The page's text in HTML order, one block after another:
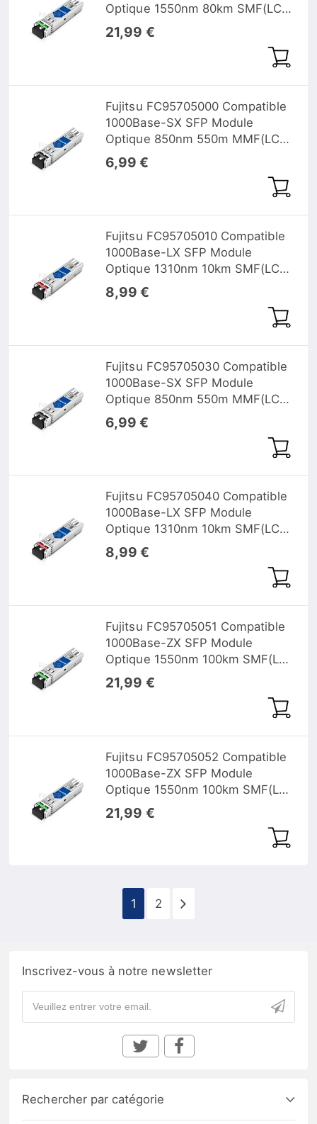
Optique 1550nm 80km SMF(LC
Duplex) DOM
21,99 €
Fujitsu FC95705000 Compatible
1000Base-SX SFP Module
Optique 850nm 550m MMF(LC
Duplex) DOM
6,99 €
Fujitsu FC95705010 Compatible
1000Base-LX SFP Module
Optique 1310nm 10km SMF(LC
Duplex) DOM
8,99 €
Fujitsu FC95705030 Compatible
1000Base-SX SFP Module
Optique 850nm 550m MMF(LC
Duplex) DOM
6,99 €
Fujitsu FC95705040 Compatible
1000Base-LX SFP Module
Optique 1310nm 10km SMF(LC
Duplex) DOM
8,99 €
Fujitsu FC95705051 Compatible
1000Base-ZX SFP Module
Optique 1550nm 100km SMF(LC
Duplex) DOM
21,99 €
Fujitsu FC95705052 Compatible
1000Base-ZX SFP Module
Optique 1550nm 100km SMF(LC
Duplex) DOM
21,99 €
1 2
Inscrivez-vous à notre newsletter
Rechercher par catégorie